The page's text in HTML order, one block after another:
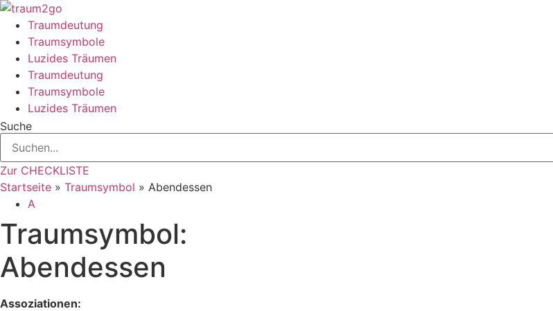
Zum
Inhalt
springen
Traumdeutung
Traumsymbole
Luzides Träumen
Traumdeutung
Traumsymbole
Luzides Träumen
Suche
Zur CHECKLISTE
Startseite » Traumsymbol » Abendessen
A
Traumsymbol:
Abendessen
Assoziationen: